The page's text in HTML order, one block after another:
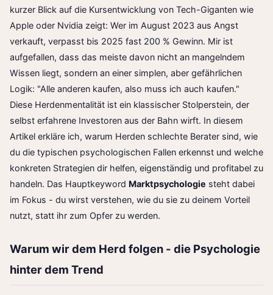
kurzer Blick auf die Kursentwicklung von Tech-Giganten wie
Apple oder Nvidia zeigt: Wer im August 2023 aus Angst
verkauft, verpasst bis 2025 fast 200 % Gewinn. Mir ist
aufgefallen, dass das meiste davon nicht an mangelndem
Wissen liegt, sondern an einer simplen, aber gefährlichen
Logik: "Alle anderen kaufen, also muss ich auch kaufen."
Diese Herdenmentalität ist ein klassischer Stolperstein, der
selbst erfahrene Investoren aus der Bahn wirft. In diesem
Artikel erkläre ich, warum Herden schlechte Berater sind, wie
du die typischen psychologischen Fallen erkennst und welche
konkreten Strategien dir helfen, eigenständig und profitabel zu
handeln. Das Hauptkeyword Marktpsychologie steht dabei
im Fokus - du wirst verstehen, wie du sie zu deinem Vorteil
nutzt, statt ihr zum Opfer zu werden.
Warum wir dem Herd folgen - die Psychologie
hinter dem Trend